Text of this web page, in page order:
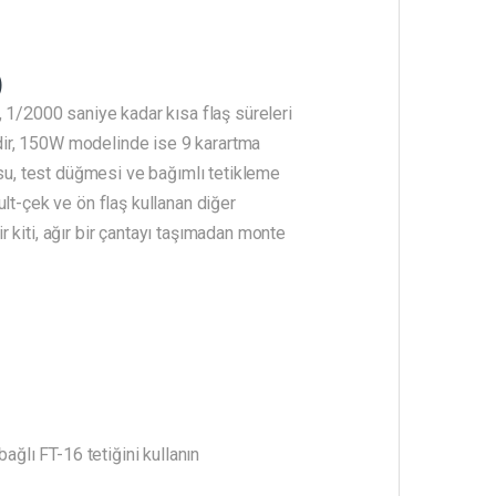
1/2000 saniye kadar kısa flaş süreleri
150W modelinde ise 9 karartma
test düğmesi ve bağımlı tetikleme
çek ve ön flaş kullanan diğer
ağır bir çantayı taşımadan monte
FT-16 tetiğini kullanın